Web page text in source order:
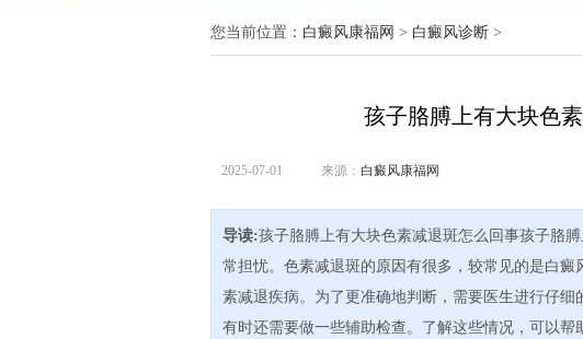
您当前位置： 白癜风康福网 > 白癜风诊断 >
孩子胳膊上有大块色
2025-07-01 来源： 白癜风康福网
导读:孩子胳膊上有大块色素减退斑怎么回事孩子胳
常担忧。色素减退斑的原因有很多，较常见的是白
素减退疾病。为了更准确地判断，需要医生进行仔细
有时还需要做一些辅助检查。了解这些情况，可以